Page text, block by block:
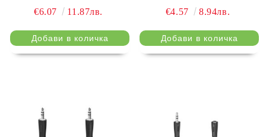
Черен
€6.07 11.87лв.
Черен
€4.57 8.94лв.